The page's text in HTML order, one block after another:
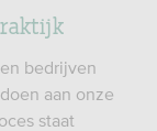
bedrijven
aan onze
staat